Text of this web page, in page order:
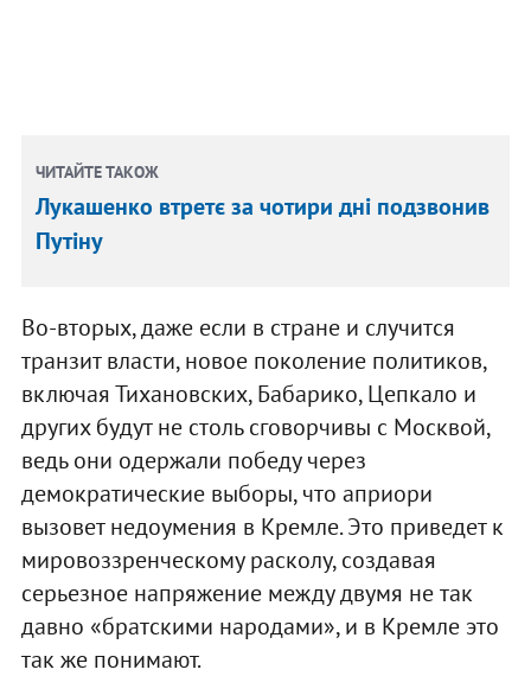
ЧИТАЙТЕ ТАКОЖ
Лукашенко втретє за чотири дні подзвонив
Путіну
Во-вторых, даже если в стране и случится
транзит власти, новое поколение политиков,
включая Тихановских, Бабарико, Цепкало и
других будут не столь сговорчивы с Москвой,
ведь они одержали победу через
демократические выборы, что априори
вызовет недоумения в Кремле. Это приведет к
мировоззренческому расколу, создавая
серьезное напряжение между двумя не так
давно «братскими народами», и в Кремле это
так же понимают.